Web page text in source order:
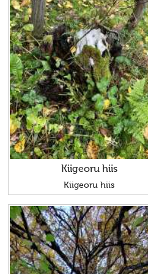
Kiigeoru hiis
Kiigeoru hiis